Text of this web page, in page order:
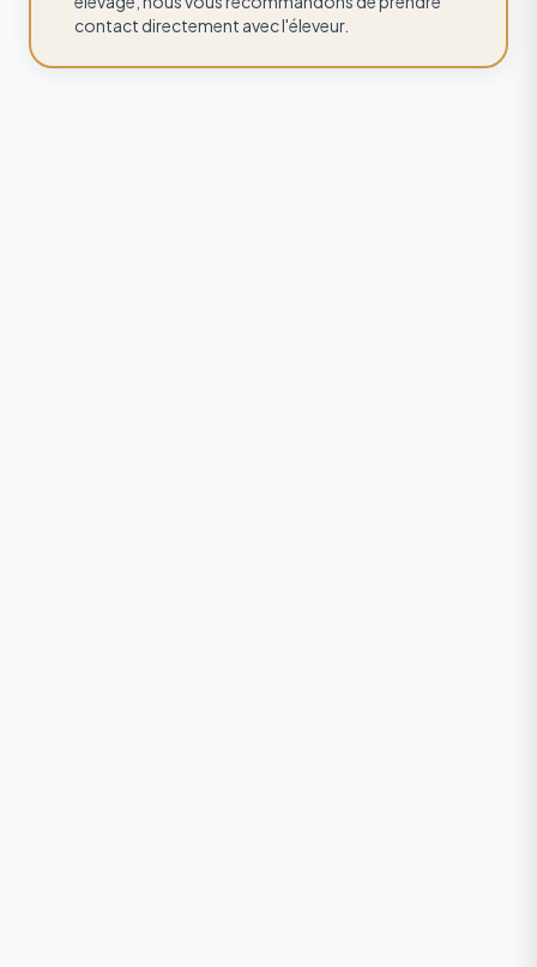
contact directement avec l'éleveur.